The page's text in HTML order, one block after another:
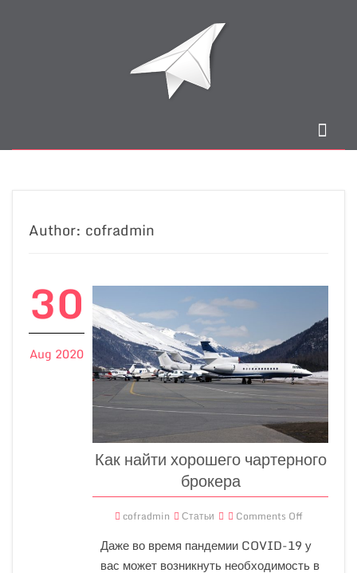
Author: cofradmin
30
Aug 2020
Как найти хорошего чартерного
брокера
cofradmin Статьи Comments Off
Даже во время пандемии COVID-19 у
вас может возникнуть необходимость в